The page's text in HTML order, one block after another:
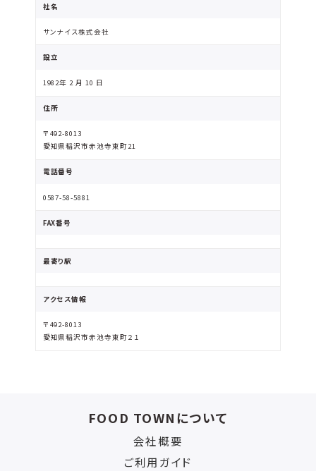
社名
サンナイス株式会社
設立
1982年 2 月 10 日
住所
〒492-8013
愛知県稲沢市赤池寺東町21
電話番号
0587-58-5881
FAX番号
最寄り駅
アクセス情報
〒492-8013
愛知県稲沢市赤池寺東町２１
FOOD TOWNについて
会社概要
ご利用ガイド